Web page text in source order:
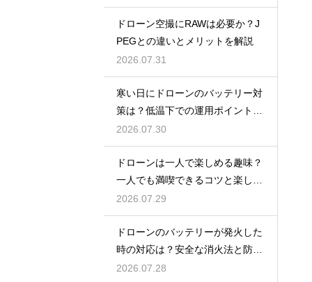
ドローン空撮にRAWは必要か？J
PEGとの違いとメリットを解説
2026.07.31
寒い日にドローンのバッテリー対
策は？低温下での運用ポイントと
注意点
2026.07.30
ドローンは一人で楽しめる趣味？
一人でも満喫できるコツと楽しみ
方
2026.07.29
ドローンのバッテリーが発火した
時の対応は？安全な消火法と防止
策を解説
2026.07.28